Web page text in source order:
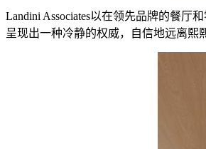
Landini Associates以在领先品牌的餐厅
呈现出一种冷静的权威，自信地远离熙